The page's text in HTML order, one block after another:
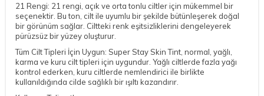
21 Rengi: 21 rengi, açık ve orta tonlu ciltler için mükemmel bir
seçenektir. Bu ton, cilt ile uyumlu bir şekilde bütünleşerek doğal
bir görünüm sağlar. Ciltteki renk eşitsizliklerini dengeleyerek
pürüzsüz bir yüzey oluşturur.
Tüm Cilt Tipleri İçin Uygun: Super Stay Skin Tint, normal, yağlı,
karma ve kuru cilt tipleri için uygundur. Yağlı ciltlerde fazla yağı
kontrol ederken, kuru ciltlerde nemlendirici ile birlikte
kullanıldığında cilde sağlıklı bir ışıltı kazandırır.